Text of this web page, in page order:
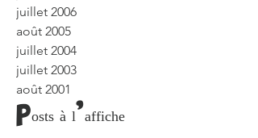
juillet 2006
août 2005
juillet 2004
juillet 2003
août 2001
Posts à l'affiche